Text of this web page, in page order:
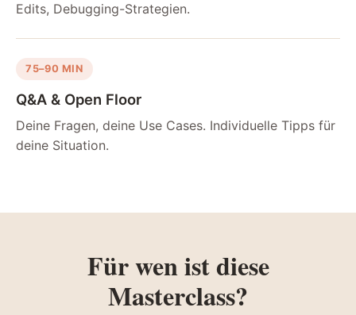
Edits, Debugging-Strategien.
75–90 MIN
Q&A & Open Floor
Deine Fragen, deine Use Cases. Individuelle Tipps für
deine Situation.
Für wen ist diese
Masterclass?